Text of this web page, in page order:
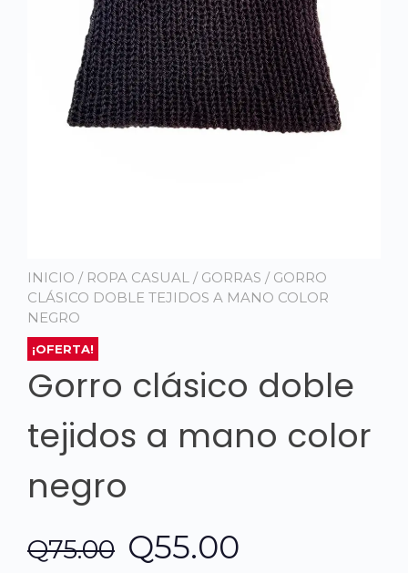
INICIO / ROPA CASUAL / GORRAS / GORRO
CLÁSICO DOBLE TEJIDOS A MANO COLOR
NEGRO
¡OFERTA!
Gorro clásico doble
tejidos a mano color
negro
Q75.00 El
Q55.00